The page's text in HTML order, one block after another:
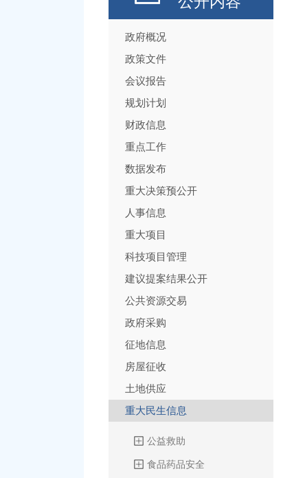
政府概况
政策文件
会议报告
规划计划
财政信息
重点工作
数据发布
重大决策预公开
人事信息
重大项目
科技项目管理
建议提案结果公开
公共资源交易
政府采购
征地信息
房屋征收
土地供应
重大民生信息
公益救助
食品药品安全